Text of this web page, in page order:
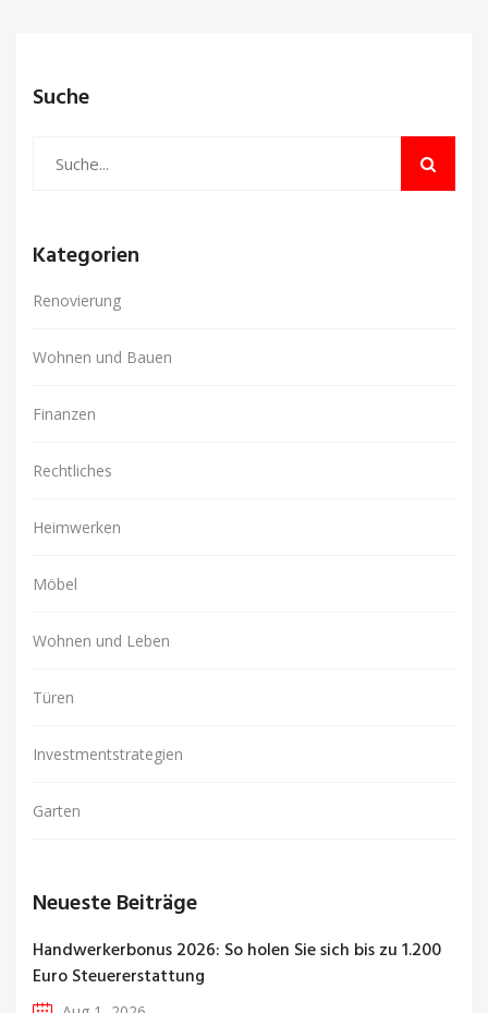
Suche
Kategorien
Renovierung
Wohnen und Bauen
Finanzen
Rechtliches
Heimwerken
Möbel
Wohnen und Leben
Türen
Investmentstrategien
Garten
Neueste Beiträge
Handwerkerbonus 2026: So holen Sie sich bis zu 1.200
Euro Steuererstattung